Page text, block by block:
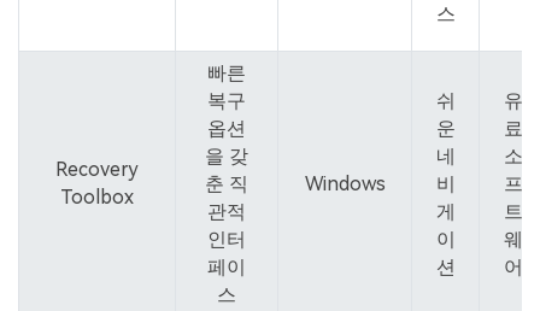
스
Recovery
Toolbox
빠른
복구
옵션
을 갖
춘 직
관적
인터
페이
스
Windows
쉬
운
네
비
게
이
션
유
료
소
프
트
웨
어